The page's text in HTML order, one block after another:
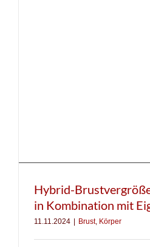
Hybrid-
in Kombination mit
11.11.2024 Brust, Körper